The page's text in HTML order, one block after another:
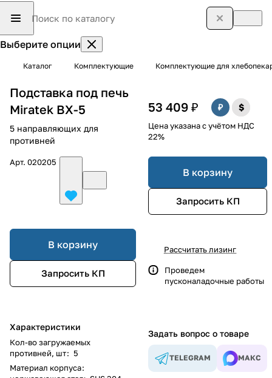
Выберите опции
Каталог Комплектующие Комплектующие для
Подставка под печь
Miratek BX-5
5 направляющих для
противней
Арт. 020205
В корзину
Запросить КП
Характеристики
Кол-во загружаемых
противней, шт: 5
Материал корпуса:
53 409 ₽
Цена указана с учётом НДС
22%
В корзину
Запросить КП
Рассчитать лизинг
Проведем
пусконаладочные работы
Задать вопрос о товаре
TELEGRAM МАКС